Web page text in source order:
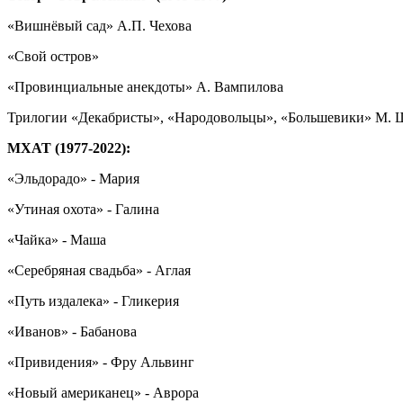
«Вишнёвый сад» А.П. Чехова
«Свой остров»
«Провинциальные анекдоты» А. Вампилова
Трилогии «Декабристы», «Народовольцы», «Большевики» М.
МХАТ (1977-2022):
«Эльдорадо» - Мария
«Утиная охота» - Галина
«Чайка» - Маша
«Серебряная свадьба» - Аглая
«Путь издалека» - Гликерия
«Иванов» - Бабанова
«Привидения» - Фру Альвинг
«Новый американец» - Аврора